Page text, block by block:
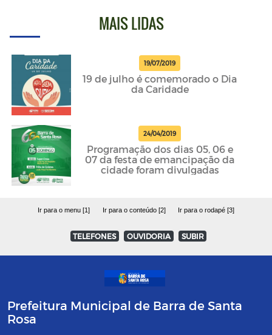
MAIS LIDAS
19/07/2019
19 de julho é comemorado o Dia
da Caridade
24/04/2019
Programação dos dias 05, 06 e
07 da festa de emancipação da
cidade foram divulgadas
Ir para o menu [1] Ir para o conteúdo [2] Ir para o rodapé [3]
TELEFONES OUVIDORIA SUBIR
Prefeitura Municipal de Barra de Santa
Rosa